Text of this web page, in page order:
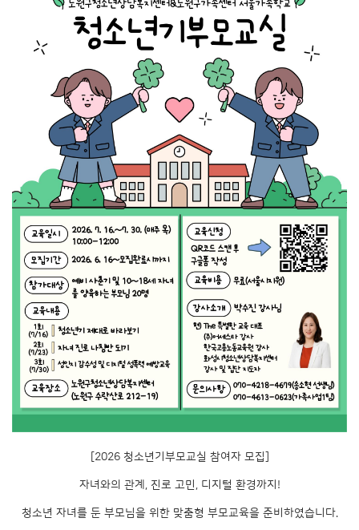
[2026 청소년기부모교실 참여자 모집]
자녀와의 관계, 진로 고민, 디지털 환경까지!
청소년 자녀를 둔 부모님을 위한 맞춤형 부모교육을 준비하였습니다.